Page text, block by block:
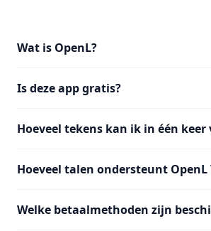
Wat is OpenL?
Is deze app gratis?
Hoeveel tekens kan ik in één keer
Hoeveel talen ondersteunt OpenL
Welke betaalmethoden zijn